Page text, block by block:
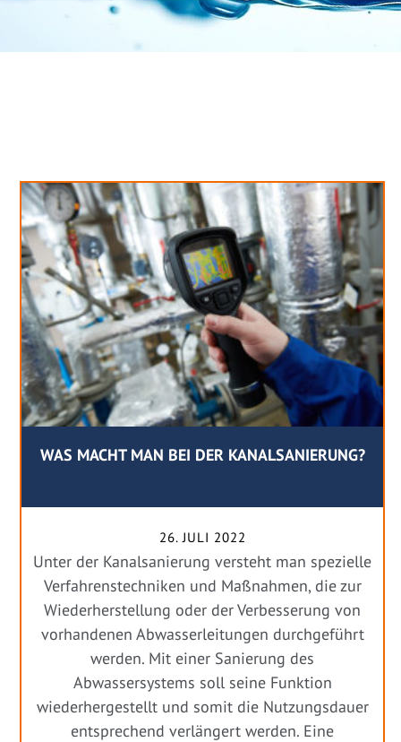
WAS MACHT MAN BEI DER KANALSANIERUNG?
26. JULI 2022
Unter der Kanalsanierung versteht man spezielle
Verfahrenstechniken und Maßnahmen, die zur
Wiederherstellung oder der Verbesserung von
vorhandenen Abwasserleitungen durchgeführt
werden. Mit einer Sanierung des
Abwassersystems soll seine Funktion
wiederhergestellt und somit die Nutzungsdauer
entsprechend verlängert werden. Eine